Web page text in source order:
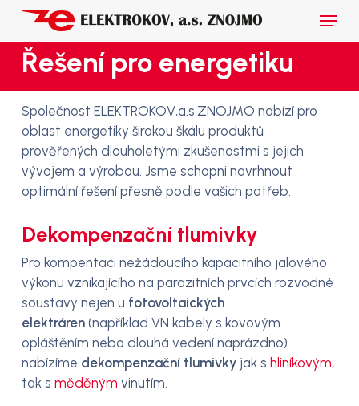
Skip
main
content
Menu
Řešení pro energetiku
Společnost ELEKTROKOV,a.s.ZNOJMO nabízí pro
oblast energetiky širokou škálu produktů
prověřených dlouholetými zkušenostmi s jejich
vývojem a výrobou. Jsme schopni navrhnout
optimální řešení přesně podle vašich potřeb.
Dekompenzační tlumivky
Pro kompentaci nežádoucího kapacitního jalového
výkonu vznikajícího na parazitních prvcích rozvodné
soustavy nejen u fotovoltaických
elektráren(například VN kabely s kovovým
opláštěním nebo dlouhá vedení naprázdno)
nabízíme dekompenzační tlumivkyjak s hliníkovým,
tak s měděným vinutím.